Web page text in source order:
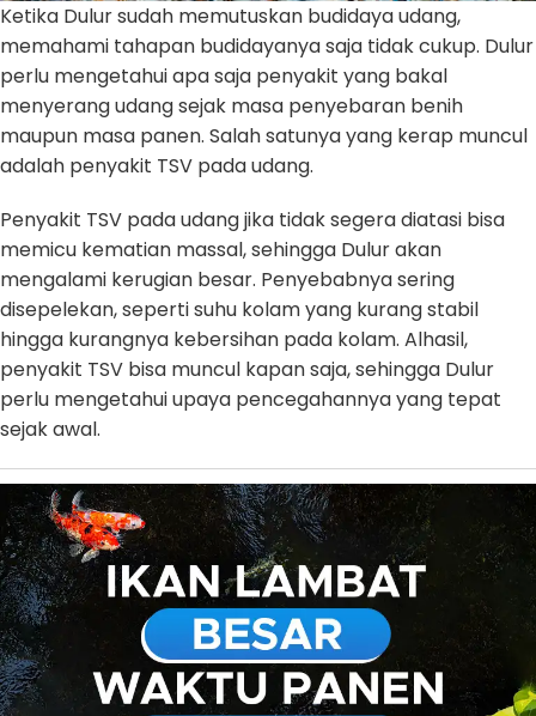
Ketika Dulur sudah memutuskan budidaya udang,
memahami tahapan budidayanya saja tidak cukup. Dulur
perlu mengetahui apa saja penyakit yang bakal
menyerang udang sejak masa penyebaran benih
maupun masa panen. Salah satunya yang kerap muncul
adalah penyakit TSV pada udang.
Penyakit TSV pada udang jika tidak segera diatasi bisa
memicu kematian massal, sehingga Dulur akan
mengalami kerugian besar. Penyebabnya sering
disepelekan, seperti suhu kolam yang kurang stabil
hingga kurangnya kebersihan pada kolam. Alhasil,
penyakit TSV bisa muncul kapan saja, sehingga Dulur
perlu mengetahui upaya pencegahannya yang tepat
sejak awal.